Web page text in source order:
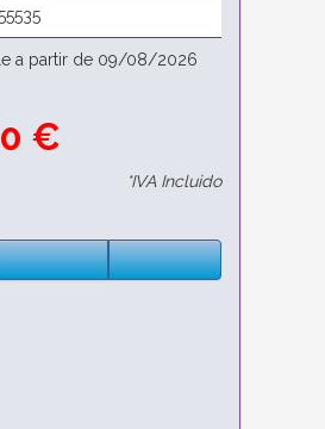
a partir de 09/08/2026
€
*IVA Incluido